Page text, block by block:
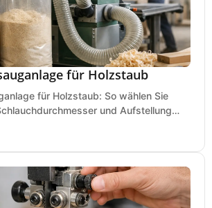
für Holzstaub
für Holzstaub: So wählen Sie
und Aufstellung